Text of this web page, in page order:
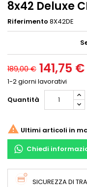
8x42 Deluxe
Riferimento 8X42DE
189,00 € 141,75 €
1-2 giorni lavorativi
Quantità
 Ultimi articoli in
Chiedi
SICUREZZA DI